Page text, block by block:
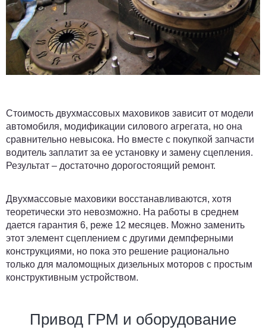
Стоимость двухмассовых маховиков зависит от модели
автомобиля, модификации силового агрегата, но она
сравнительно невысока. Но вместе с покупкой запчасти
водитель заплатит за ее установку и замену сцепления.
Результат – достаточно дорогостоящий ремонт.
Двухмассовые маховики восстанавливаются, хотя
теоретически это невозможно. На работы в среднем
дается гарантия 6, реже 12 месяцев. Можно заменить
этот элемент сцеплением с другими демпферными
конструкциями, но пока это решение рационально
только для маломощных дизельных моторов с простым
конструктивным устройством.
Привод ГРМ и оборудование